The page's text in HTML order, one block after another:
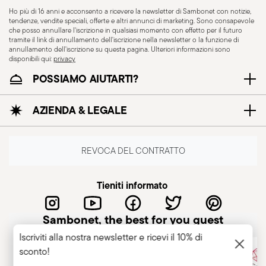
Adatto a piastra
elettrica
Adatto a piastra in
vetroceramica
Adatto a fornello a gas
Sicuro per il contatto
COOKWARE - L’uso improprio degli articoli può
causare lesioni all’utilizzatore o a chi gli sta
intorno, è quindi fondamentale utilizzarli
esclusivamente per lo scopo per cui sono stati
progettati. Per garantire un uso sicuro delle
Ho più di 16 anni e acconsento a ricevere la newsletter di Sambonet con notizie,
tendenze, vendite speciali, offerte e altri annunci di marketing. Sono consapevole
che posso annullare l'iscrizione in qualsiasi momento con effetto per il futuro
tramite il link di annullamento dell'iscrizione nella newsletter o la funzione di
annullamento dell'iscrizione su questa pagina. Ulteriori informazioni sono
disponibili qui:privacy
POSSIAMO AIUTARTI?
AZIENDA & LEGALE
REVOCA DEL CONTRATTO
Tieniti informato
Sambonet, the best for you guest
Iscriviti alla nostra newsletter e ricevi il 10% di
sconto!